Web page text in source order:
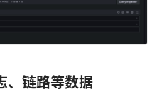
、链路等数据